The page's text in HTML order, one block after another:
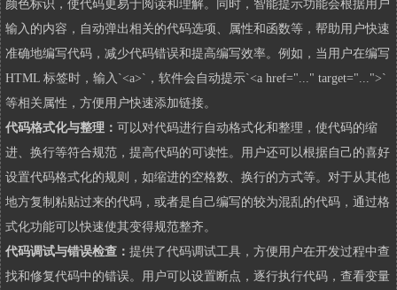
颜色标识，使代码更易于阅读和理解。同时，智能提示功能会根据用户
输入的内容，自动弹出相关的代码选项、属性和函数等，帮助用户快速
准确地编写代码，减少代码错误和提高编写效率。例如，当用户在编写
HTML 标签时，输入`<a>`，软件会自动提示`<a href="..." target="...">`
等相关属性，方便用户快速添加链接。
代码格式化与整理： 可以对代码进行自动格式化和整理，使代码的缩
进、换行等符合规范，提高代码的可读性。用户还可以根据自己的喜好
设置代码格式化的规则，如缩进的空格数、换行的方式等。对于从其他
地方复制粘贴过来的代码，或者是自己编写的较为混乱的代码，通过格
式化功能可以快速使其变得规范整齐。
代码调试与错误检查： 提供了代码调试工具，方便用户在开发过程中查
找和修复代码中的错误。用户可以设置断点，逐行执行代码，查看变量